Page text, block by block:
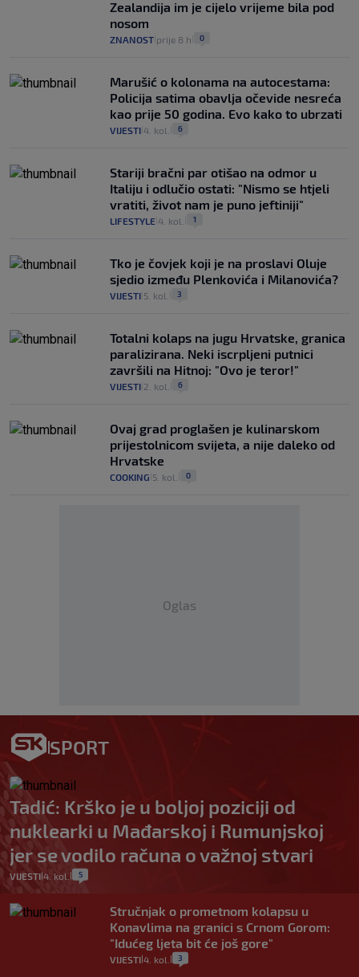
Zealandija im je cijelo vrijeme bila pod
nosom
ZNANOST prije 8 h 0
Marušić o kolonama na autocestama:
Policija satima obavlja očevide nesreća
kao prije 50 godina. Evo kako to ubrzati
VIJESTI 4. kol. 6
Stariji bračni par otišao na odmor u
Italiju i odlučio ostati: "Nismo se htjeli
vratiti, život nam je puno jeftiniji"
LIFESTYLE 4. kol. 1
Tko je čovjek koji je na proslavi Oluje
sjedio između Plenkovića i Milanovića?
VIJESTI 5. kol. 3
Totalni kolaps na jugu Hrvatske, granica
paralizirana. Neki iscrpljeni putnici
završili na Hitnoj: "Ovo je teror!"
VIJESTI 2. kol. 6
Ovaj grad proglašen je kulinarskom
prijestolnicom svijeta, a nije daleko od
Hrvatske
COOKING 5. kol. 0
Oglas
SPORT
Tadić: Krško je u boljoj poziciji od
nuklearki u Mađarskoj i Rumunjskoj
jer se vodilo računa o važnoj stvari
VIJESTI|4. kol. 5
Stručnjak o prometnom kolapsu u
Konavlima na granici s Crnom Gorom:
"Idućeg ljeta bit će još gore"
VIJESTI 4. kol. 3